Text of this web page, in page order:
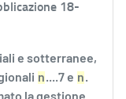
18-
e sotterranee,
n....7 e n.